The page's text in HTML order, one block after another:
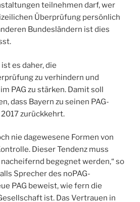
teilnehmen darf, wer
Überprüfung persönlich
Bundesländern ist dies
es daher, die
zu verhindern und
PAG zu stärken. Damit soll
dass Bayern zu seinen PAG-
zurückkehrt.
nie dagewesene Formen von
Dieser Tendenz muss
begegnet werden,“ so
Sprecher des noPAG-
PAG beweist, wie fern die
ist. Das Vertrauen in